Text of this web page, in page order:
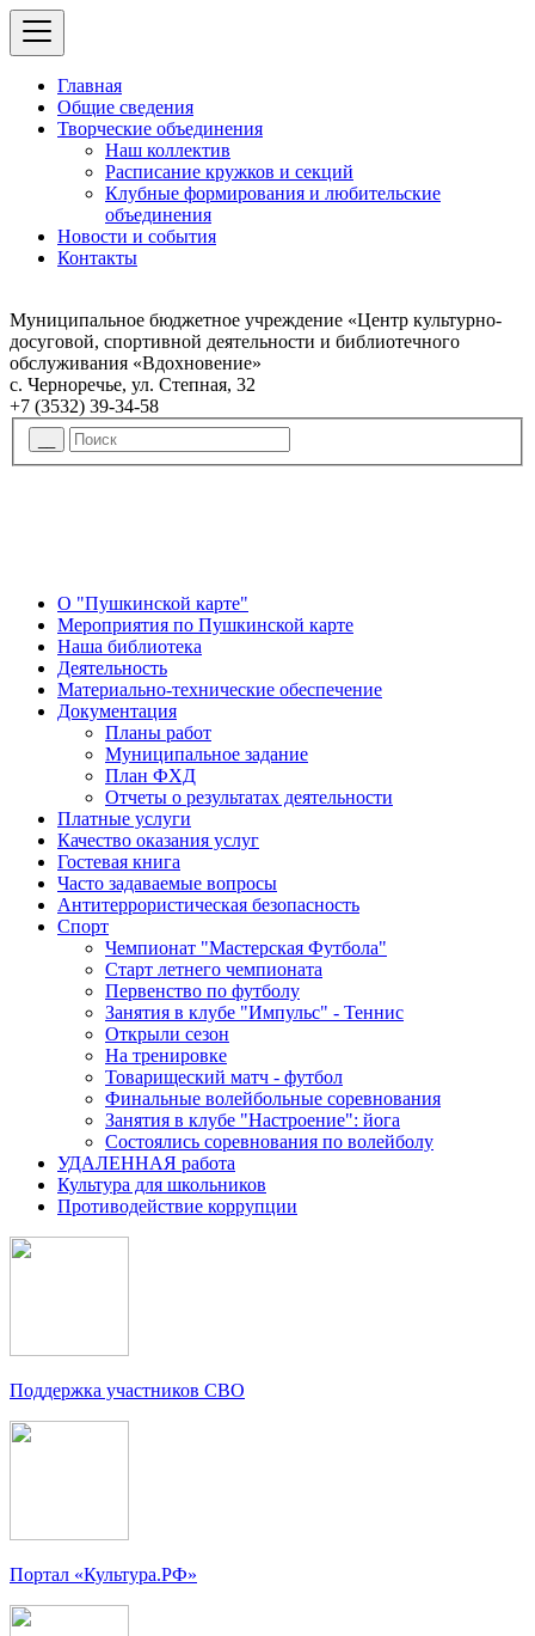
Главная
Общие сведения
Творческие объединения
Наш коллектив
Расписание кружков и секций
Клубные формирования и любительские
объединения
Новости и события
Контакты
Муниципальное бюджетное учреждение «Центр культурно-
досуговой, спортивной деятельности и библиотечного
обслуживания «Вдохновение»
с. Черноречье, ул. Степная, 32
+7 (3532) 39-34-58
О "Пушкинской карте"
Мероприятия по Пушкинской карте
Наша библиотека
Деятельность
Материально-технические обеспечение
Документация
Планы работ
Муниципальное задание
План ФХД
Отчеты о результатах деятельности
Платные услуги
Качество оказания услуг
Гостевая книга
Часто задаваемые вопросы
Антитеррористическая безопасность
Спорт
Чемпионат "Мастерская Футбола"
Старт летнего чемпионата
Первенство по футболу
Занятия в клубе "Импульс" - Теннис
Открыли сезон
На тренировке
Товарищеский матч - футбол
Финальные волейбольные соревнования
Занятия в клубе "Настроение": йога
Состоялись соревнования по волейболу
УДАЛЕННАЯ работа
Культура для школьников
Противодействие коррупции
Поддержка участников СВО
Портал «Культура.РФ»